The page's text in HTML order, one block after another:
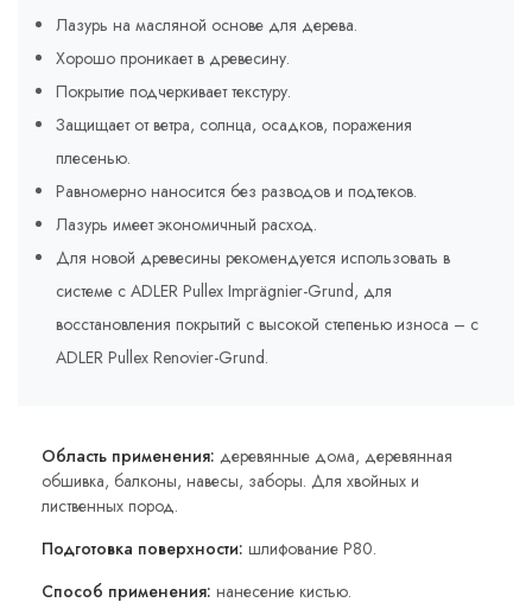
Лазурь на масляной основе для дерева.
Хорошо проникает в древесину.
Покрытие подчеркивает текстуру.
Защищает от ветра, солнца, осадков, поражения
плесенью.
Равномерно наносится без разводов и подтеков.
Лазурь имеет экономичный расход.
Для новой древесины рекомендуется использовать в
системе с ADLER Pullex Imprägnier-Grund, для
восстановления покрытий с высокой степенью износа – с
ADLER Pullex Renovier-Grund.
Область применения: деревянные дома, деревянная
обшивка, балконы, навесы, заборы. Для хвойных и
лиственных пород.
Подготовка поверхности: шлифование P80.
Способ применения: нанесение кистью.